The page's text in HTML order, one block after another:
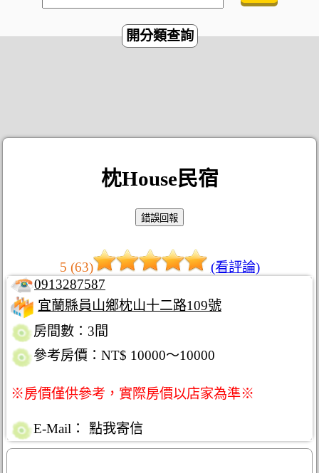
開分類查詢
枕House民宿
5 (63)
(看評論)
0913287587
宜蘭縣員山鄉枕山十二路109號
房間數：3間
參考房價：NT$ 10000～10000
※房價僅供參考，實際房價以店家為準※
E-Mail： 點我寄信